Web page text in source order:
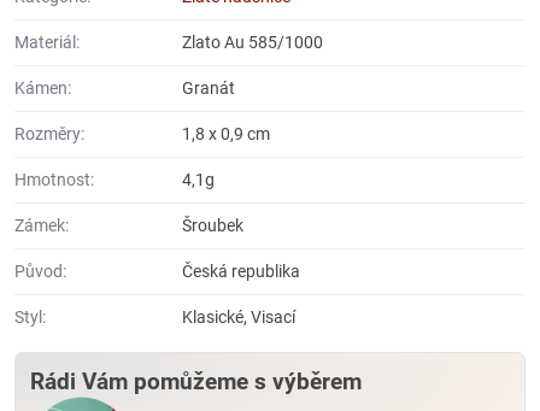
Materiál: Zlato Au 585/1000
Kámen: Granát
Rozměry: 1,8 x 0,9 cm
Hmotnost: 4,1g
Zámek: Šroubek
Původ: Česká republika
Styl: Klasické, Visací
Rádi Vám pomůžeme s výběrem